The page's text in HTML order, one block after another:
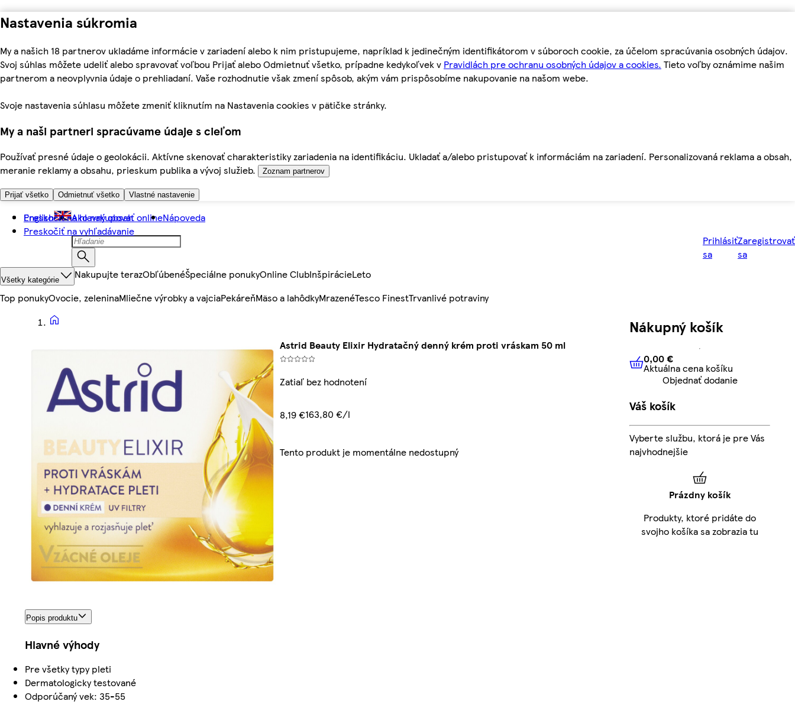
Nastavenia súkromia
My a našich 18 partnerov ukladáme informácie v zariadení alebo k nim pristupujeme, napríklad k jedinečným identifikátorom v súboroch cookie, za účelom spracúvania osobných údajov.
Svoj súhlas môžete udeliť alebo spravovať voľbou Prijať alebo Odmietnuť všetko, prípadne kedykoľvek v Pravidlách pre ochranu osobných údajov a cookies. Tieto voľby oznámime našim
partnerom a neovplyvnia údaje o prehliadaní. Vaše rozhodnutie však zmení spôsob, akým vám prispôsobíme nakupovanie na našom webe.
Svoje nastavenia súhlasu môžete zmeniť kliknutím na Nastavenia cookies v pätičke stránky.
My a naši partneri spracúvame údaje s cieľom
Používať presné údaje o geolokácii. Aktívne skenovať charakteristiky zariadenia na identifikáciu. Ukladať a/alebo pristupovať k informáciám na zariadení. Personalizovaná reklama a obsah,
meranie reklamy a obsahu, prieskum publika a vývoj služieb.
Zoznam partnerov
Prijať všetko Odmietnuť všetko Vlastné nastavenie
Preskočiť na hlavný obsah
Preskočiť na vyhľadávanie
English Ako nakupovať onlineNápoveda
Prihlásiť
sa
Zaregistrovať
sa
Všetky kategórie Nakupujte terazObľúbenéŠpeciálne ponukyOnline ClubInšpirácieLeto
Top ponukyOvocie, zeleninaMliečne výrobky a vajciaPekáreňMäso a lahôdkyMrazenéTesco FinestTrvanlivé potraviny
Astrid Beauty Elixir Hydratačný denný krém proti vráskam 50 ml
Zatiaľ bez hodnotení
8,19 €163,80 €/l
Tento produkt je momentálne nedostupný
Popis produktu
Hlavné výhody
Pre všetky typy pleti
Dermatologicky testované
Odporúčaný vek: 35-55
Nákupný košík
0,00 € Aktuálna cena košíku
0,00 €
Aktuálna cena košíku
Objednať dodanie
Váš košík
Vyberte službu, ktorá je pre Vás
najvhodnejšie
Prázdny košík
Produkty, ktoré pridáte do
svojho košíka sa zobrazia tu